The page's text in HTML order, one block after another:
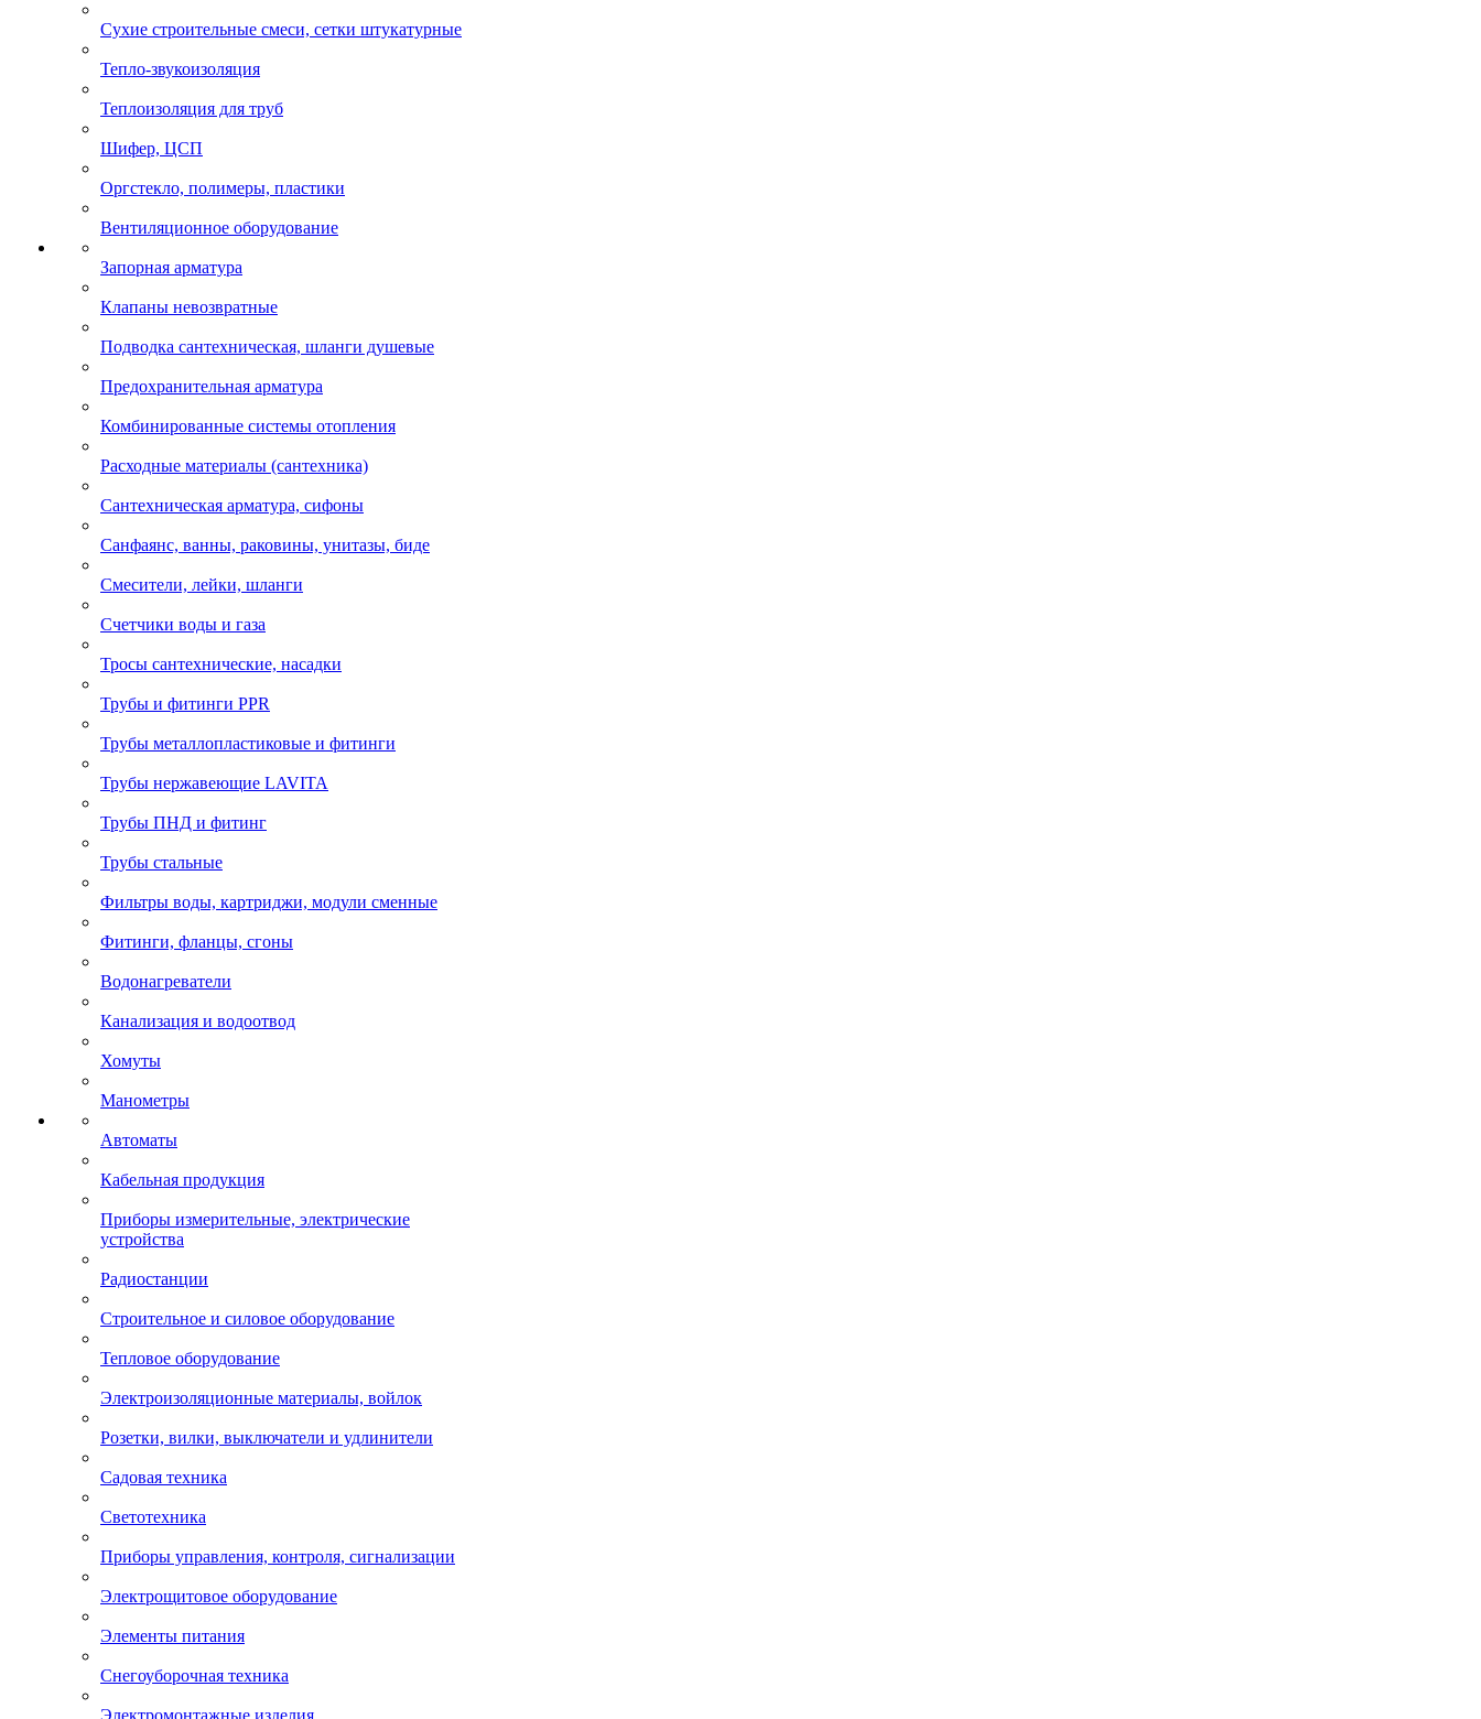
Сухие строительные смеси, сетки штукатурные
Тепло-звукоизоляция
Теплоизоляция для труб
Шифер, ЦСП
Оргстекло, полимеры, пластики
Вентиляционное оборудование
Запорная арматура
Клапаны невозвратные
Подводка сантехническая, шланги душевые
Предохранительная арматура
Комбинированные системы отопления
Расходные материалы (сантехника)
Сантехническая арматура, сифоны
Санфаянс, ванны, раковины, унитазы, биде
Смесители, лейки, шланги
Счетчики воды и газа
Тросы сантехнические, насадки
Трубы и фитинги PPR
Трубы металлопластиковые и фитинги
Трубы нержавеющие LAVITA
Трубы ПНД и фитинг
Трубы стальные
Фильтры воды, картриджи, модули сменные
Фитинги, фланцы, сгоны
Водонагреватели
Канализация и водоотвод
Хомуты
Манометры
Автоматы
Кабельная продукция
Приборы измерительные, электрические
устройства
Радиостанции
Строительное и силовое оборудование
Тепловое оборудование
Электроизоляционные материалы, войлок
Розетки, вилки, выключатели и удлинители
Садовая техника
Светотехника
Приборы управления, контроля, сигнализации
Электрощитовое оборудование
Элементы питания
Снегоуборочная техника
Электромонтажные изделия